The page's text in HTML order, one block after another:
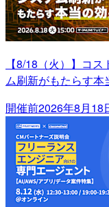
【8/18（火）】コ
ム刷新がもたらす本
開催前2026年8月18